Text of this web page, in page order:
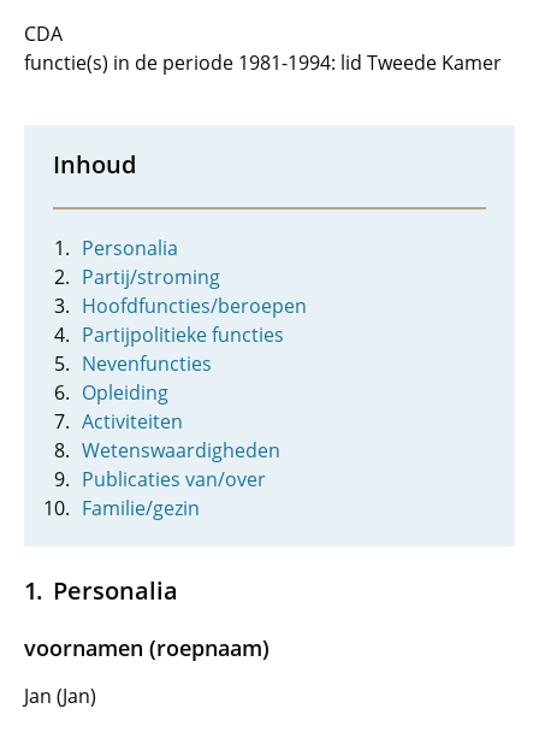
CDA
functie(s) in de periode 1981-1994: lid Tweede Kamer
Inhoud
Personalia
Partij/stroming
Hoofdfuncties/beroepen
Partijpolitieke functies
Nevenfuncties
Opleiding
Activiteiten
Wetenswaardigheden
Publicaties van/over
Familie/gezin
Personalia
voornamen (roepnaam)
Jan (Jan)